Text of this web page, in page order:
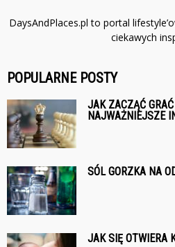
DaysAndPlaces.pl to portal
ciekawych
POPULARNE POSTY
JAK ZACZĄĆ
NAJWAŻNIEJSZE
SÓL GORZKA NA
JAK SIĘ OTWIERA